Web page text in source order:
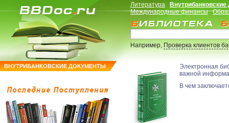
ВНУТРИБАНКОВСКИЕ ДОКУМЕНТЫ
Литература
Международные финансы
Например,Проверка клиентов
Электронная
важной
В чем